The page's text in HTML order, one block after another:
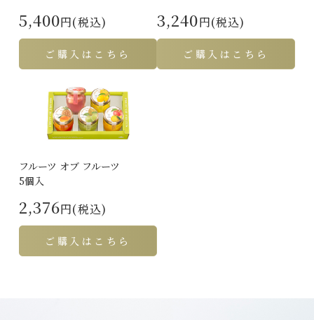
5,400円(税込)
ご購入はこちら
3,240円(税込)
ご購入はこちら
フルーツ オブ フルーツ
5個入
2,376円(税込)
ご購入はこちら